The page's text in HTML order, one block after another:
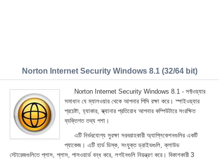
Norton Internet Security Windows 8.1 (32/64 bit)
Norton Internet Security Windows 8.1 - সফ্টওয়্যার
সমাধান যে ম্যালওয়ার থেকে আপনার পিসি রক্ষা করে। স্পাইওয়্যার
প্রচেষ্টা, হ্যাকার, স্ক্যানার প্রতিরোধ আপনার কম্পিউটারে সংরক্ষিত
ব্যক্তিগত তথ্য পশা।
এটি নির্ভরযোগ্য সুরক্ষা সরবরাহকারী অ্যাপ্লিকেশনগুলির একটি
প্যাকেজ। এটি হার্ড ডিস্ক, সংযুক্ত ড্রাইভগুলি, ক্লাউড
স্টোরেজগুলিতে প্লাস, প্লাস, পাসওয়ার্ড বন্ধ করে, লগইনগুলি নিয়ন্ত্রণ করে। বিকাশকারী 3